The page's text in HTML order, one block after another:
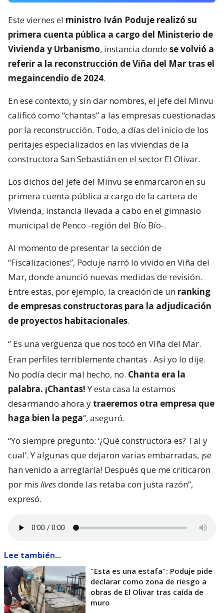
Este viernes el ministro Iván Poduje realizó su
primera cuenta pública a cargo del Ministerio de
Vivienda y Urbanismo, instancia dondese volvió a
referir a la reconstrucción de Viña del Mar tras el
megaincendio de 2024.
En ese contexto, y sin dar nombres, el jefe del Minvu
calificó como “chantas” a las empresas cuestionadas
por la reconstrucción. Todo, a días del inicio de los
peritajes especializados en las viviendas de la
constructora San Sebastián en el sector El Olivar.
Los dichos del jefe del Minvu se enmarcaron en su
primera cuenta pública a cargo de la cartera de
Vivienda, instancia llevada a cabo en el gimnasio
municipal de Penco -región del Bío Bío-.
Al momento de presentar la sección de
“Fiscalizaciones”, Poduje narró lo vivido en Viña del
Mar, donde anunció nuevas medidas de revisión.
Entre estas, por ejemplo, la creación de un ranking
de empresas constructoras para la adjudicación
de proyectos habitacionales.
“ Es una vergüenza que nos tocó en Viña del Mar.
Eran perfiles terriblemente chantas . Así yo lo dije.
No podía decir mal hecho, no. Chanta era la
palabra. ¡Chantas!Y esta casa la estamos
desarmando ahora y traeremos otra empresa que
haga bien la pega“, aseguró.
“Yo siempre pregunto: ‘¿Qué constructora es? Tal y
cual’. Y algunas que dejaron varias embarradas, ¡se
han venido a arreglarla! Después que me criticaron
por mis livesdonde las retaba con justa razón”,
expresó.
Lee también...
"Esta es una estafa": Poduje pide
declarar como zona de riesgo a
obras de El Olivar tras caída de
muro